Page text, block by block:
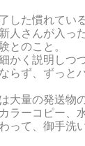
した慣れてい
人さんが入っ
とのこと。
かく説明しつ
らず、ずっと
大量の発送物
ラーコピー、
って、御手洗